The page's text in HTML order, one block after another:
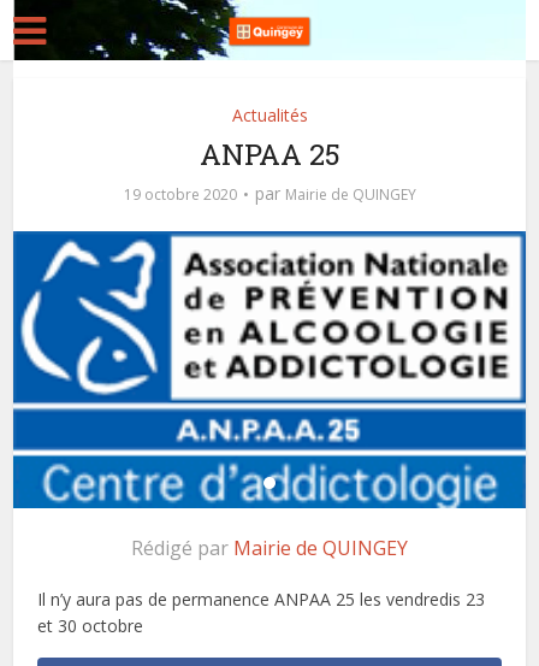
Actualités
ANPAA 25
19 octobre 2020 par Mairie de QUINGEY
Rédigé par Mairie de QUINGEY
Il n’y aura pas de permanence ANPAA 25 les vendredis 23
et 30 octobre